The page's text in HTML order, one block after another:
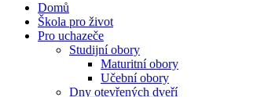
Domů
Škola pro život
Pro uchazeče
Studijní obory
Maturitní obory
Učební obory
Dny otevřených dveří